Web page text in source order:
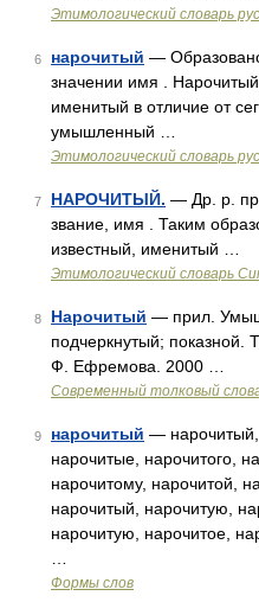
Этимологический словарь
6 нарочитый —
значении имя . Нарочитый
именитый в отличие от
умышленный …
Этимологический словарь
7 НАРОЧИТЫЙ. — Др. р.
звание, имя . Таким
известный, именитый …
Этимологический словарь
8 Нарочитый — прил.
подчеркнутый; показной.
Ф. Ефремова. 2000 …
Современный толковый
9 нарочитый — нарочитый,
нарочитые, нарочитого,
нарочитому, нарочитой,
нарочитый, нарочитую,
нарочитую, нарочитое,
Формы слов